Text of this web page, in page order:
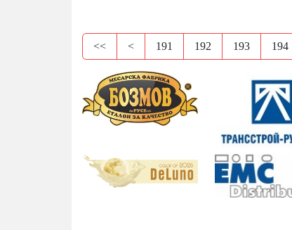
<< < 191 192 193 194